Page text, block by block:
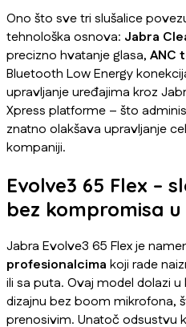
Ono što sve tri slušalice
tehnološka osnova: Jabra
precizno hvatanje glasa, ANC
Bluetooth Low Energy
upravljanje uređajima kroz
Xpress platforme – što
znatno olakšava upravljanje
kompaniji.
Evolve3 65 Flex –
bez kompromisa
Jabra Evolve3 65 Flex je
profesionalcima koji rade
ili sa puta. Ovaj model dolazi
dizajnu bez boom mikrofona,
prenosivim. Unatoč odsustvu